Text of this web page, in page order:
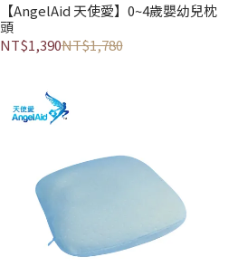
【AngelAid 天使愛】0~4歲嬰幼兒枕
頭
NT$1,390NT$1,780